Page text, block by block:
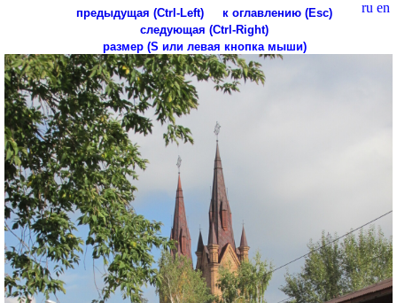
ru en
предыдущая (Ctrl-Left)
к оглавлению (Esc)
следующая (Ctrl-Right)
размер (S или левая кнопка мыши)